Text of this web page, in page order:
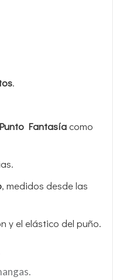
.
Punto Fantasíacomo
, medidos desde las
y el elástico del puño.